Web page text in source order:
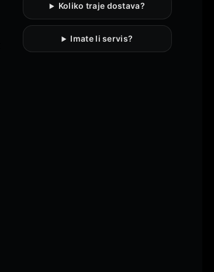
Koliko traje dostava?
Imate li servis?